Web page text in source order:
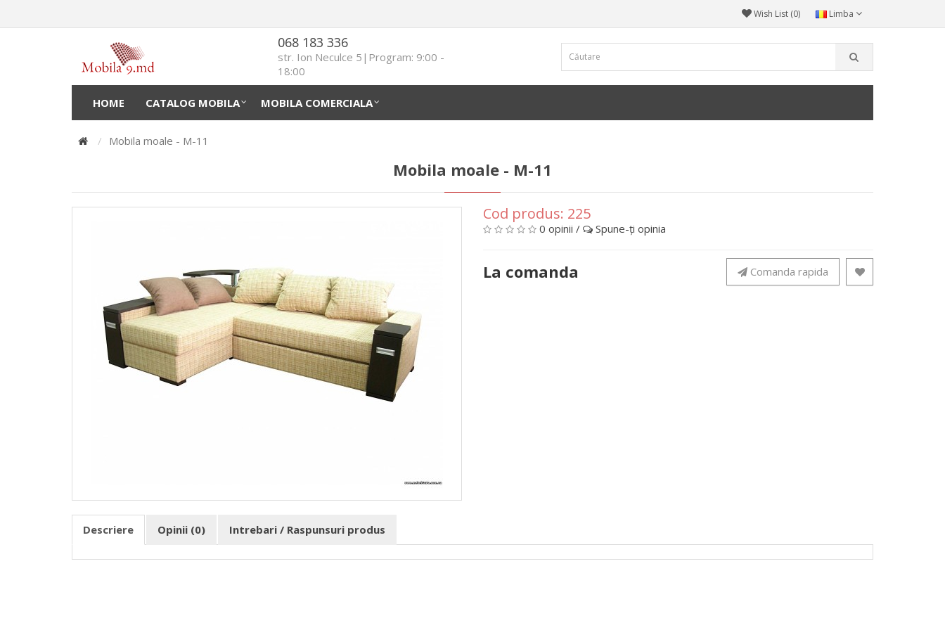
Limba
Wish List (0)
068 183 336
str. Ion Neculce 5|Program: 9:00 -
18:00
HOME CATALOG MOBILA MOBILA COMERCIALA
Mobila moale - М-11
Mobila moale - М-11
Cod produs: 225
0 opinii / Spune-ţi opinia
La comanda Comanda rapida
Descriere Opinii (0) Intrebari / Raspunsuri produs